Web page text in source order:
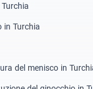
in Turchia
del menisco in